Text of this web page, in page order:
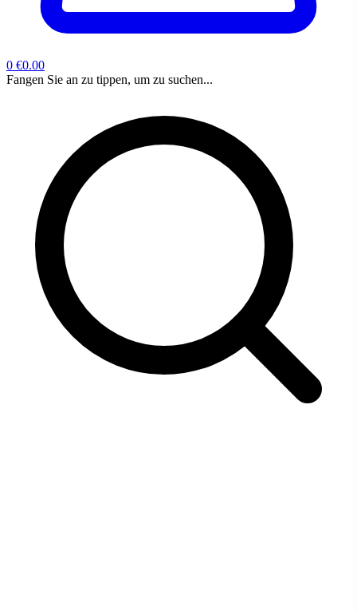
0 €0.00
Fangen Sie an zu tippen, um zu suchen...